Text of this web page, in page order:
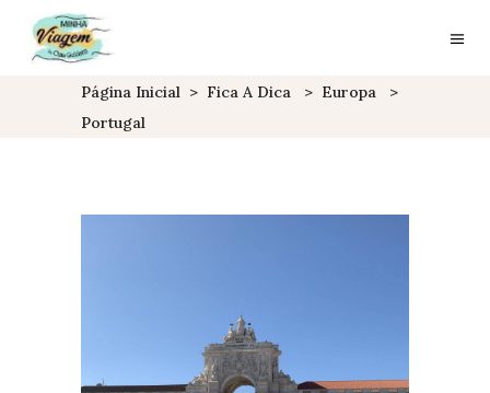
Página Inicial > Fica A Dica > Europa
>
Portugal